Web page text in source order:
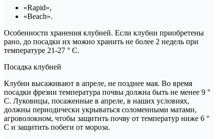
«Rapid»,
«Beach».
Особенности хранения клубней. Если клубни приобретены
рано, до посадки их можно хранить не более 2 недель при
температуре 21-27 ° C.
Посадка клубней
Клубни высаживают в апреле, не позднее мая. Во время
посадки фрезии температура почвы должна быть не менее 9 °
С. Луковицы, посаженные в апреле, в наших условиях,
должны периодически укрываться соломенными матами,
агроволокном, чтобы защитить почву от температур ниже 6 °
C и защитить побеги от мороза.